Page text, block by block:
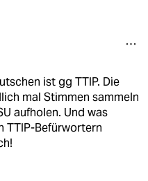
ist gg TTIP. Die
mal Stimmen sammeln
aufholen. Und was
TTIP-Befürwortern